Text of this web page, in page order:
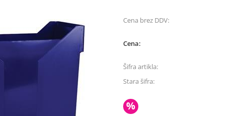
Cena brez DDV:
Cena:
Šifra artikla:
Stara šifra:
%